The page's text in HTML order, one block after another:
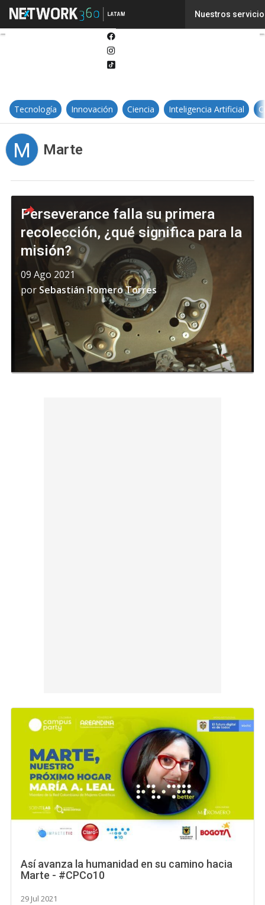
Nuestros
Tecnología Innovación Ciencia Inteligencia Artificial
M Marte
Perseverance falla su primera
recolección, ¿qué significa para la
misión?
09 Ago 2021
por Sebastián Romero Torres
Así avanza la humanidad en su camino hacia
Marte - #CPCo10
29 Jul 2021